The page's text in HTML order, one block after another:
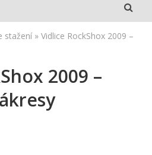
stažení » Vidlice RockShox 2009 –
2009 –